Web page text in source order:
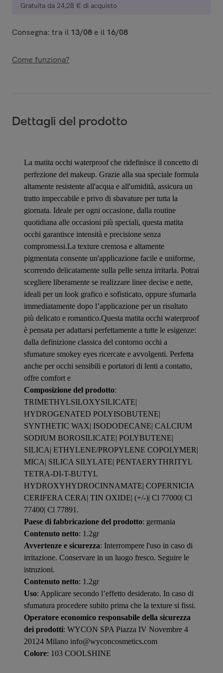
Gratuita da 24,28 € di acquisto
Consegna: tra il 13/08 e il 16/08
Come funziona?
Dettagli del prodotto
La matita occhi waterproof che ridefinisce il concetto di
perfezione del makeup. Grazie alla sua speciale formula
altamente resistente all'acqua e all'umidità, assicura un
tratto impeccabile e privo di sbavature per tutta la
giornata. Ideale per ogni occasione, dalla routine
quotidiana alle occasioni più speciali, questa matita
occhi garantisce intensità e precisione senza
compromessi.La texture cremosa e altamente
pigmentata consente un'applicazione facile e uniforme,
scorrendo delicatamente sulla pelle senza irritarla. Potrai
scegliere liberamente se realizzare linee decise e nette,
ideali per un look grafico e sofisticato, oppure sfumarla
immediatamente dopo l’applicazione per un risultato
più delicato e romantico.Questa matita occhi waterproof
è pensata per adattarsi perfettamente a tutte le esigenze:
dalla definizione classica del contorno occhi a
sfumature smokey eyes ricercate e avvolgenti. Perfetta
anche per occhi sensibili e portatori di lenti a contatto,
offre comfort e
Composizione del prodotto:
TRIMETHYLSILOXYSILICATE|
HYDROGENATED POLYISOBUTENE|
SYNTHETIC WAX| ISODODECANE| CALCIUM
SODIUM BOROSILICATE| POLYBUTENE|
SILICA| ETHYLENE/PROPYLENE COPOLYMER|
MICA| SILICA SILYLATE| PENTAERYTHRITYL
TETRA-DI-T-BUTYL
HYDROXYHYDROCINNAMATE| COPERNICIA
CERIFERA CERA| TIN OXIDE| (+/-)| Cl 77000| Cl
77400| Cl 77891.
Paese di fabbricazione del prodotto: germania
Contenuto netto: 1.2gr
Avvertenze e sicurezza: Interrompere l'uso in caso di
irritazione. Conservare in un luogo fresco. Seguire le
istruzioni.
Contenuto netto: 1.2gr
Uso: Applicare secondo l’effetto desiderato. In caso di
sfumatura procedere subito prima che la texture si fissi.
Operatore economico responsabile della sicurezza
dei prodotti: WYCON SPA Piazza IV Novembre 4
20124 Milano info@wyconcosmetics.com
Colore: 103 COOLSHINE